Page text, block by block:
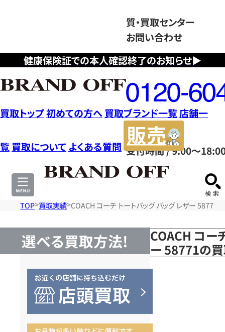
健康保険証での本人確認終了のお知らせ▶
質・買取センター
お問い合わせ
フ
リ
ー
ダ
イ
ヤ
ル
0120604117
受付時間 / 9:00～
買取トップ初めての方へ 買取ブランド一覧店舗一
覧 買取について よくある質問
サ
TOP 買取実績 COACH コーチ トートバッグ バッグ レザー 58771
選べる買取方法!
COACH コー
ー 58771の